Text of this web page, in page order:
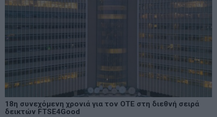
18η συνεχόμενη χρονιά για τον ΟΤΕ στη διεθνή σειρά
δεικτών FTSE4Good